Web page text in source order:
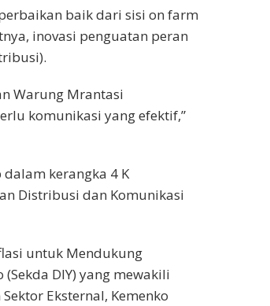
baik dari sisi on farm
inovasi penguatan peran
Warung Mrantasi
komunikasi yang efektif,”
kerangka 4 K
Distribusi dan Komunikasi
untuk Mendukung
DIY) yang mewakili
Eksternal, Kemenko